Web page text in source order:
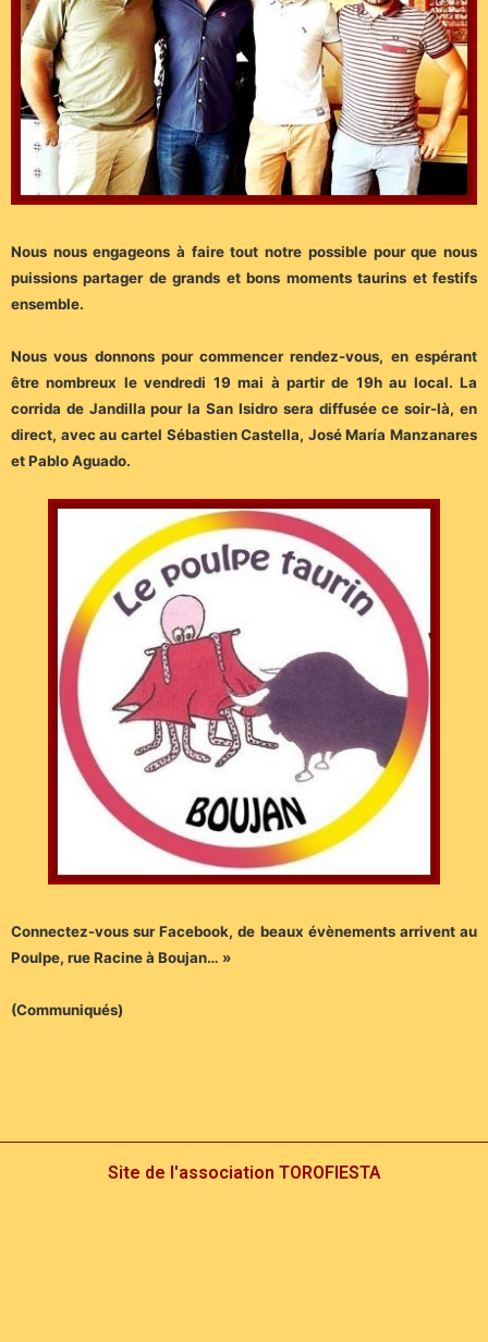
Nous nous engageons à faire tout notre possible pour que nous
puissions partager de grands et bons moments taurins et festifs
ensemble.
Nous vous donnons pour commencer rendez-vous, en espérant
être nombreux le vendredi 19 mai à partir de 19h au local. La
corrida de Jandilla pour la San Isidro sera diffusée ce soir-là, en
direct, avec au cartel Sébastien Castella, José María Manzanares
et Pablo Aguado.
Connectez-vous sur Facebook, de beaux évènements arrivent au
Poulpe, rue Racine à Boujan… »
(Communiqués)
Site de l'association TOROFIESTA